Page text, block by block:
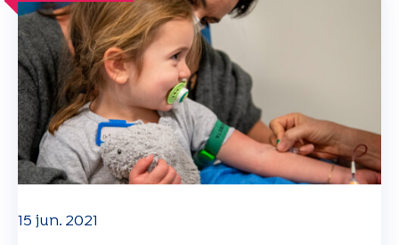
15 jun. 2021